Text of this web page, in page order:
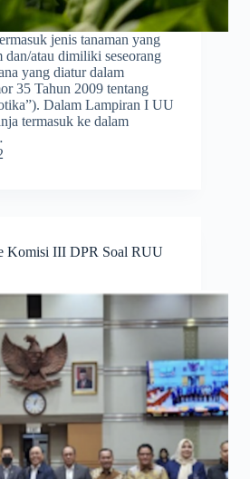
jenis tanaman yang
atau dimiliki seseorang
yang diatur dalam
35 Tahun 2009 tentang
Dalam Lampiran I UU
termasuk ke dalam
Komisi III DPR Soal RUU